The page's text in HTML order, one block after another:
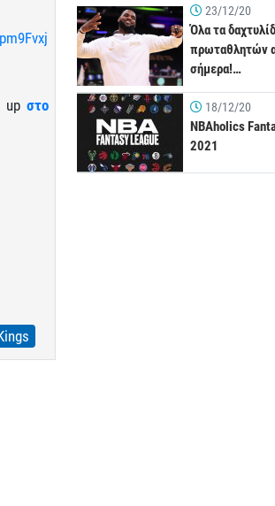
up στο
23/12/20
Όλα τα
πρωταθλητών
σήμερα!…
18/12/20
NBAholics
2021